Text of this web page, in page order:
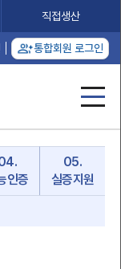
직접생산
통합회원 로그인
인증
05.
실증지원